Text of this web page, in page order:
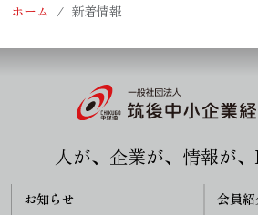
ホーム 新着情報
人が、企業が、情報が、
お知らせ 会員紹